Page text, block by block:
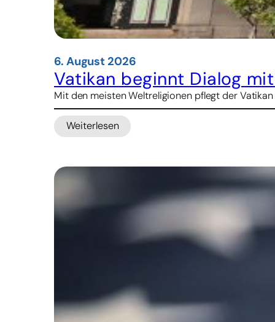
6. August 2026
Vatikan beginnt Dialog
Mit den meisten Weltreligionen pflegt der
Weiterlesen
:
Konfuzianern